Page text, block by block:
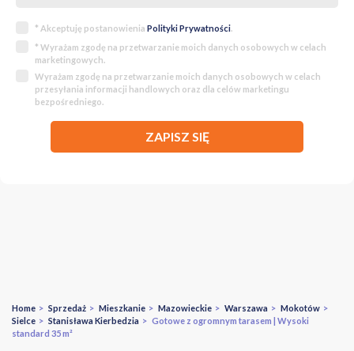
* Akceptuję postanowienia Polityki Prywatności.
* Wyrażam zgodę na przetwarzanie moich danych osobowych w celach
marketingowych.
Wyrażam zgodę na przetwarzanie moich danych osobowych w celach
przesyłania informacji handlowych oraz dla celów marketingu
bezpośredniego.
ZAPISZ SIĘ
Home > Sprzedaż > Mieszkanie > Mazowieckie > Warszawa > Mokotów >
Sielce > Stanisława Kierbedzia > Gotowe z ogromnym tarasem | Wysoki
standard 35 m²